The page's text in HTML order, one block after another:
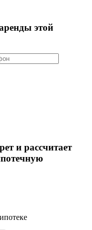
этой
и рассчитает